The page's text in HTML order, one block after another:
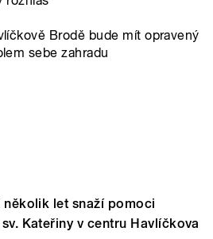
Brodě bude mít opravený
sebe zahradu
let snaží pomoci
Kateřiny v centru Havlíčkova